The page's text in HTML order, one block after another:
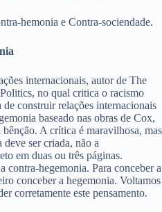
hemonia e Contra-sociendade.
internacionais, autor de The
no qual critica o racismo
construir relações internacionais
baseado nas obras de Cox,
A crítica é maravilhosa, mas
ser criada, não a
em duas ou três páginas.
contra-hegemonia. Para conceber a
conceber a hegemonia. Voltamos
corretamente este pensamento.